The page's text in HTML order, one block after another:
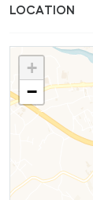
LOCATION
+
−